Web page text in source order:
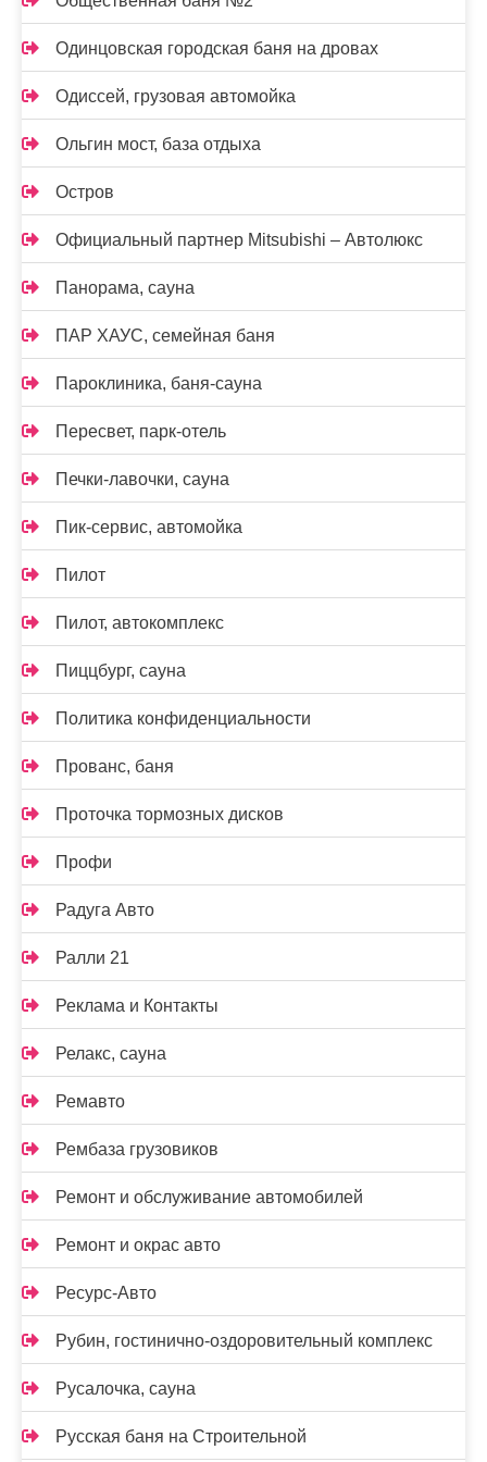
Одинцовская городская баня на дровах
Одиссей, грузовая автомойка
Ольгин мост, база отдыха
Остров
Официальный партнер Mitsubishi – Автолюкс
Панорама, сауна
ПАР ХАУС, семейная баня
Пароклиника, баня-сауна
Пересвет, парк-отель
Печки-лавочки, сауна
Пик-сервис, автомойка
Пилот
Пилот, автокомплекс
Пиццбург, сауна
Политика конфиденциальности
Прованс, баня
Проточка тормозных дисков
Профи
Радуга Авто
Ралли 21
Реклама и Контакты
Релакс, сауна
Ремавто
Рембаза грузовиков
Ремонт и обслуживание автомобилей
Ремонт и окрас авто
Ресурс-Авто
Рубин, гостинично-оздоровительный комплекс
Русалочка, сауна
Русская баня на Строительной